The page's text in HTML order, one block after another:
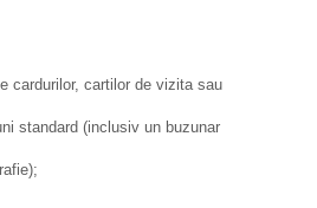
cardurilor, cartilor de vizita sau
standard (inclusiv un buzunar